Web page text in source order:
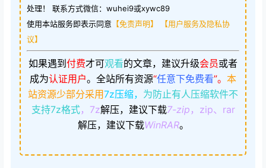
处理！ 联系方式微信：wuhei9或xywc89
使用本站服务即表示同意 【免责声明】
【用户服务及隐私协
议】
如果遇到付费才可观看的文章，建议升级会员或者
成为认证用户。 全站所有资源“任意下免费看”。 本
站资源少部分采用7z压缩， 为防止有人压缩软件不
支持7z格式，7z解压，建议下载7-zip ，zip、rar
解压，建议下载WinRAR。